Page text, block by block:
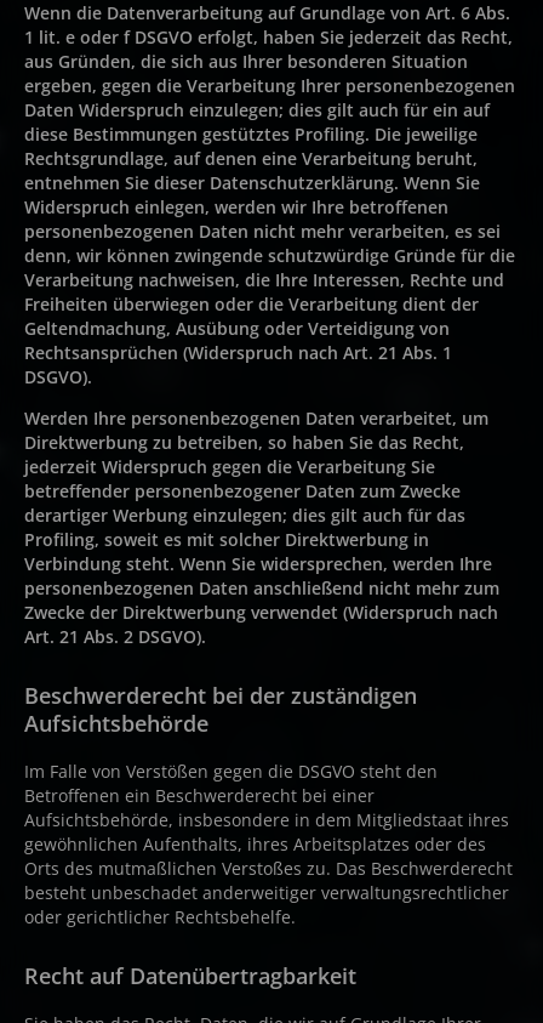
Wenn die Datenverarbeitung auf Grundlage von Art. 6 Abs.
1 lit. e oder f DSGVO erfolgt, haben Sie jederzeit das Recht,
aus Gründen, die sich aus Ihrer besonderen Situation
ergeben, gegen die Verarbeitung Ihrer personenbezogenen
Daten Widerspruch einzulegen; dies gilt auch für ein auf
diese Bestimmungen gestütztes Profiling. Die jeweilige
Rechtsgrundlage, auf denen eine Verarbeitung beruht,
entnehmen Sie dieser Datenschutzerklärung. Wenn Sie
Widerspruch einlegen, werden wir Ihre betroffenen
personenbezogenen Daten nicht mehr verarbeiten, es sei
denn, wir können zwingende schutzwürdige Gründe für die
Verarbeitung nachweisen, die Ihre Interessen, Rechte und
Freiheiten überwiegen oder die Verarbeitung dient der
Geltendmachung, Ausübung oder Verteidigung von
Rechtsansprüchen (Widerspruch nach Art. 21 Abs. 1
DSGVO).
Werden Ihre personenbezogenen Daten verarbeitet, um
Direktwerbung zu betreiben, so haben Sie das Recht,
jederzeit Widerspruch gegen die Verarbeitung Sie
betreffender personenbezogener Daten zum Zwecke
derartiger Werbung einzulegen; dies gilt auch für das
Profiling, soweit es mit solcher Direktwerbung in
Verbindung steht. Wenn Sie widersprechen, werden Ihre
personenbezogenen Daten anschließend nicht mehr zum
Zwecke der Direktwerbung verwendet (Widerspruch nach
Art. 21 Abs. 2 DSGVO).
Beschwerderecht bei der zuständigen
Aufsichtsbehörde
Im Falle von Verstößen gegen die DSGVO steht den
Betroffenen ein Beschwerderecht bei einer
Aufsichtsbehörde, insbesondere in dem Mitgliedstaat ihres
gewöhnlichen Aufenthalts, ihres Arbeitsplatzes oder des
Orts des mutmaßlichen Verstoßes zu. Das Beschwerderecht
besteht unbeschadet anderweitiger verwaltungsrechtlicher
oder gerichtlicher Rechtsbehelfe.
Recht auf Datenübertragbarkeit